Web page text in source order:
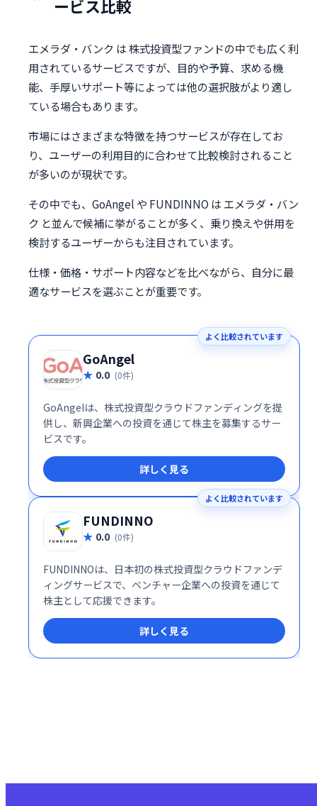
ービス比較
エメラダ・バンク は 株式投資型ファンドの中でも広く利
用されているサービスですが、目的や予算、求める機
能、手厚いサポート等によっては他の選択肢がより適し
ている場合もあります。
市場にはさまざまな特徴を持つサービスが存在してお
り、ユーザーの利用目的に合わせて比較検討されること
が多いのが現状です。
その中でも、GoAngel や FUNDINNO は エメラダ・バン
ク と並んで候補に挙がることが多く、乗り換えや併用を
検討するユーザーからも注目されています。
仕様・価格・サポート内容などを比べながら、自分に最
適なサービスを選ぶことが重要です。
よく比較されています
GoAngel
0.0 (0件)
GoAngelは、株式投資型クラウドファンディングを提
供し、新興企業への投資を通じて株主を募集するサー
ビスです。
詳しく見る
よく比較されています
FUNDINNO
0.0 (0件)
FUNDINNOは、日本初の株式投資型クラウドファンデ
ィングサービスで、ベンチャー企業への投資を通じて
株主として応援できます。
詳しく見る